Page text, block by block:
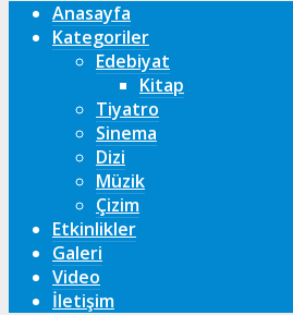
Anasayfa
Kategoriler
Edebiyat
Kitap
Tiyatro
Sinema
Dizi
Müzik
Çizim
Etkinlikler
Galeri
Video
İletişim